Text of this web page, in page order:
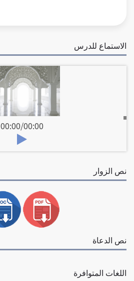
الاستماع للدرس
00:00/00:00
نص الزوار
نص الدعاة
اللغات المتوافرة